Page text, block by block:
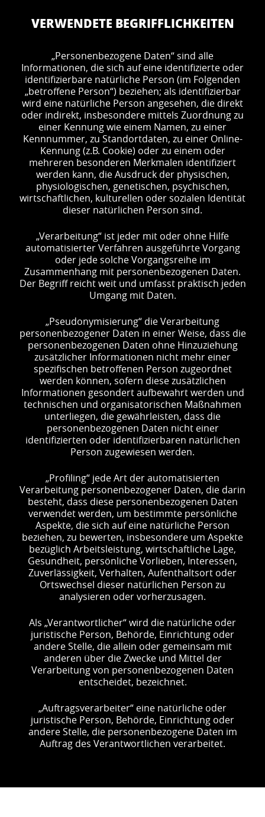
VERWENDETE BEGRIFFLICHKEITEN
„Personenbezogene Daten“ sind alle
Informationen, die sich auf eine identifizierte oder
identifizierbare natürliche Person (im Folgenden
„betroffene Person“) beziehen; als identifizierbar
wird eine natürliche Person angesehen, die direkt
oder indirekt, insbesondere mittels Zuordnung zu
einer Kennung wie einem Namen, zu einer
Kennnummer, zu Standortdaten, zu einer Online-
Kennung (z.B. Cookie) oder zu einem oder
mehreren besonderen Merkmalen identifiziert
werden kann, die Ausdruck der physischen,
physiologischen, genetischen, psychischen,
wirtschaftlichen, kulturellen oder sozialen Identität
dieser natürlichen Person sind.
„Verarbeitung“ ist jeder mit oder ohne Hilfe
automatisierter Verfahren ausgeführte Vorgang
oder jede solche Vorgangsreihe im
Zusammenhang mit personenbezogenen Daten.
Der Begriff reicht weit und umfasst praktisch jeden
Umgang mit Daten.
„Pseudonymisierung“ die Verarbeitung
personenbezogener Daten in einer Weise, dass die
personenbezogenen Daten ohne Hinzuziehung
zusätzlicher Informationen nicht mehr einer
spezifischen betroffenen Person zugeordnet
werden können, sofern diese zusätzlichen
Informationen gesondert aufbewahrt werden und
technischen und organisatorischen Maßnahmen
unterliegen, die gewährleisten, dass die
personenbezogenen Daten nicht einer
identifizierten oder identifizierbaren natürlichen
Person zugewiesen werden.
„Profiling“ jede Art der automatisierten
Verarbeitung personenbezogener Daten, die darin
besteht, dass diese personenbezogenen Daten
verwendet werden, um bestimmte persönliche
Aspekte, die sich auf eine natürliche Person
beziehen, zu bewerten, insbesondere um Aspekte
bezüglich Arbeitsleistung, wirtschaftliche Lage,
Gesundheit, persönliche Vorlieben, Interessen,
Zuverlässigkeit, Verhalten, Aufenthaltsort oder
Ortswechsel dieser natürlichen Person zu
analysieren oder vorherzusagen.
Als „Verantwortlicher“ wird die natürliche oder
juristische Person, Behörde, Einrichtung oder
andere Stelle, die allein oder gemeinsam mit
anderen über die Zwecke und Mittel der
Verarbeitung von personenbezogenen Daten
entscheidet, bezeichnet.
„Auftragsverarbeiter“ eine natürliche oder
juristische Person, Behörde, Einrichtung oder
andere Stelle, die personenbezogene Daten im
Auftrag des Verantwortlichen verarbeitet.